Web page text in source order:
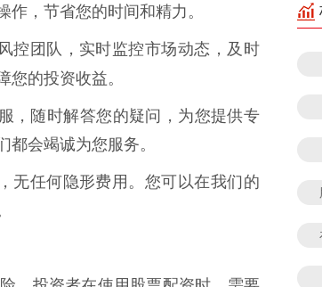
，节省您的时间和精力。
控团队，实时监控市场动态，及时
您的投资收益。
，随时解答您的疑问，为您提供专
会竭诚为您服务。
无任何隐形费用。您可以在我们的